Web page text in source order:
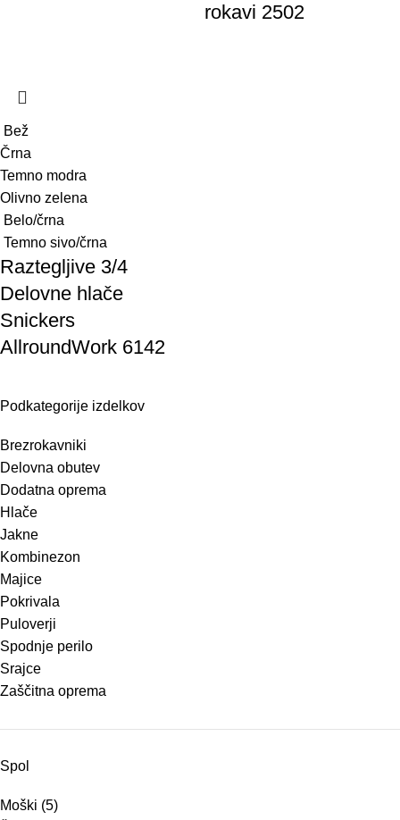
Podkategorije izdelkov
Brezrokavniki
Delovna obutev
Dodatna oprema
Hlače
Jakne
Kombinezon
Majice
Pokrivala
Puloverji
Spodnje perilo
Srajce
Zaščitna oprema
Spol
Moški (5)
rokavi 2502
Bež
Črna
Temno modra
Olivno zelena
Belo/črna
Temno sivo/črna
Raztegljive 3/4
Delovne hlače
Snickers
AllroundWork 6142